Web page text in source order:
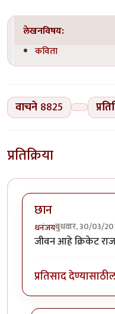
लेखनविषय:
कविता
वाचने 8825
प्रतिक्रिया
छान
धनंजयबुधवार, 30/03/
जीवन आहे क्रिकेट
प्रतिसाद देण्यासाठी